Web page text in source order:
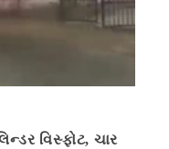
વિસ્ફોટ, ચાર